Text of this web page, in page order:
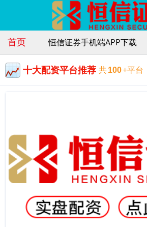
首页 恒信证券手机端APP下载
十大配资平台推荐 共100+平台